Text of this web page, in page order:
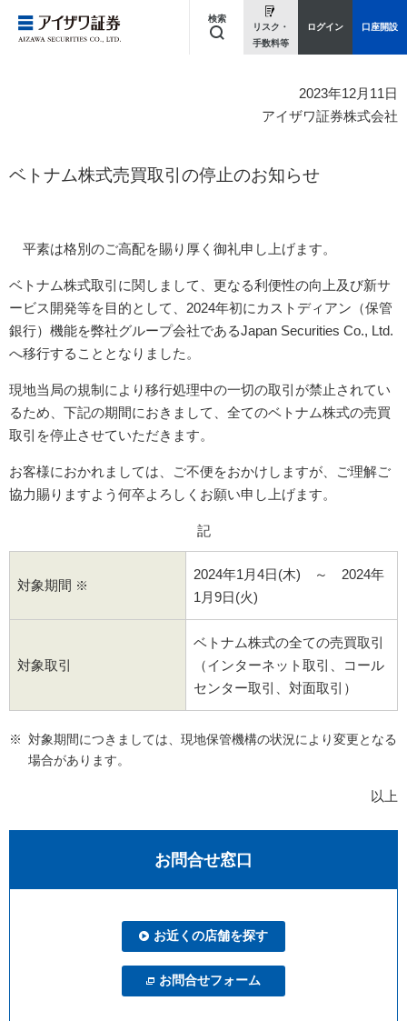
検索
リスク・
手数料等
ログイン 口座開設
2023年12月11日
アイザワ証券株式会社
ベトナム株式売買取引の停止のお知らせ
平素は格別のご高配を賜り厚く御礼申し上げます。
ベトナム株式取引に関しまして、更なる利便性の向上及び新サ
ービス開発等を目的として、2024年初にカストディアン（保管
銀行）機能を弊社グループ会社であるJapan Securities Co., Ltd.
へ移行することとなりました。
現地当局の規制により移行処理中の一切の取引が禁止されてい
るため、下記の期間におきまして、全てのベトナム株式の売買
取引を停止させていただきます。
お客様におかれましては、ご不便をおかけしますが、ご理解ご
協力賜りますよう何卒よろしくお願い申し上げます。
記
対象期間 ※
2024年1月4日(木) ～ 2024年
1月9日(火)
対象取引
ベトナム株式の全ての売買取引
（インターネット取引、コール
センター取引、対面取引）
対象期間につきましては、現地保管機構の状況により変更となる
場合があります。
以上
お問合せ窓口
お近くの店舗を探す
お問合せフォーム